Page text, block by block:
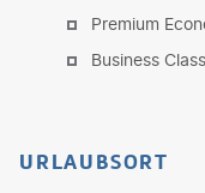
Premium
Business
URLAUBSORT